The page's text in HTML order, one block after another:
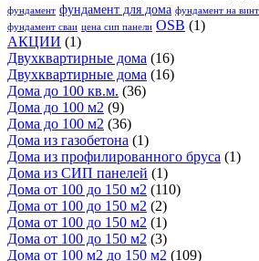
фундамент фундамент для дома фундамент на
фундамент сваи цена сип панели OSB (1)
АКЦИИ (1)
Двухквартирные дома (16)
Двухквартирные дома (16)
Дома до 100 кв.м. (36)
Дома до 100 м2 (9)
Дома до 100 м2 (36)
Дома из газобетона (1)
Дома из профилированного бруса (1)
Дома из СИП панелей (1)
Дома от 100 до 150 м2 (110)
Дома от 100 до 150 м2 (2)
Дома от 100 до 150 м2 (1)
Дома от 100 до 150 м2 (3)
Дома от 100 м2 до 150 м2 (109)